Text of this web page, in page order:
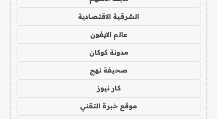
الشرقية الاقتصادية
عالم الايفون
مدونة كوكان
صحيفة نهج
كار نيوز
موقع خبرة التقني